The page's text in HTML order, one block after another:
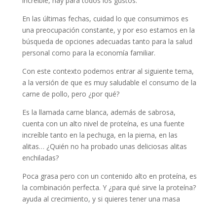
En las últimas fechas, cuidad lo que consumimos es
una preocupación constante, y por eso estamos en la
búsqueda de opciones adecuadas tanto para la salud
personal como para la economía familiar.
Con este contexto podemos entrar al siguiente tema,
a la versión de que es muy saludable el consumo de la
carne de pollo, pero ¿por qué?
Es la llamada carne blanca, además de sabrosa,
cuenta con un alto nivel de proteína, es una fuente
increíble tanto en la pechuga, en la pierna, en las
alitas… ¿Quién no ha probado unas deliciosas alitas
enchiladas?
Poca grasa pero con un contenido alto en proteína, es
la combinación perfecta. Y ¿para qué sirve la proteína?
ayuda al crecimiento, y si quieres tener una masa